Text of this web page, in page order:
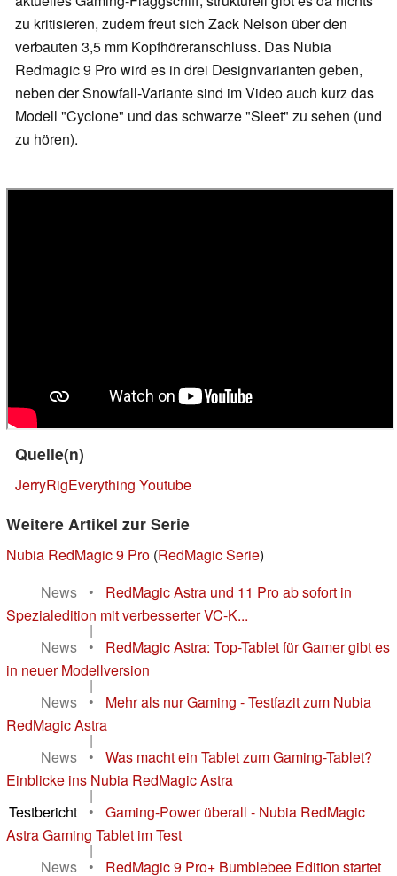
zu kritisieren, zudem freut sich Zack Nelson über den
verbauten 3,5 mm Kopfhöreranschluss. Das Nubia
Redmagic 9 Pro wird es in drei Designvarianten geben,
neben der Snowfall-Variante sind im Video auch kurz das
Modell "Cyclone" und das schwarze "Sleet" zu sehen (und
zu hören).
Quelle(n)
JerryRigEverything Youtube
Weitere Artikel zur Serie
Nubia RedMagic 9 Pro (RedMagic Serie)
News
•
RedMagic Astra und 11 Pro ab sofort in
Spezialedition mit verbesserter VC-K...
|
News
•
RedMagic Astra: Top-Tablet für Gamer gibt es
in neuer Modellversion
|
News
•
Mehr als nur Gaming - Testfazit zum Nubia
RedMagic Astra
|
News
•
Was macht ein Tablet zum Gaming-Tablet?
Einblicke ins Nubia RedMagic Astra
|
Testbericht
•
Gaming-Power überall - Nubia RedMagic
Astra Gaming Tablet im Test
|
News
• RedMagic 9 Pro+ Bumblebee Edition startet